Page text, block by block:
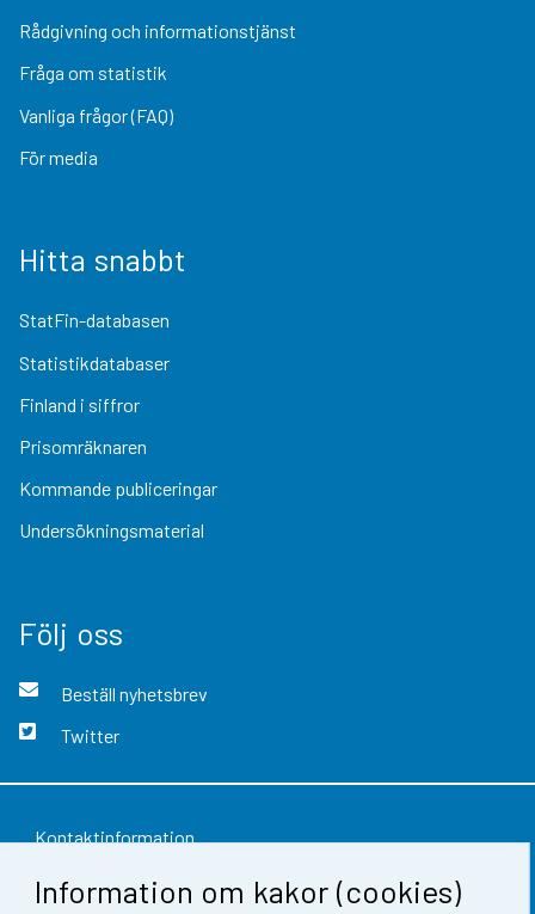
Information om kakor (cookies)
Rådgivning och informationstjänst
Fråga om statistik
Vanliga frågor (FAQ)
För media
Hitta snabbt
StatFin-databasen
Statistikdatabaser
Finland i siffror
Prisomräknaren
Kommande publiceringar
Undersökningsmaterial
Följ oss
Beställ nyhetsbrev
Twitter
Kontaktinformation
Respons